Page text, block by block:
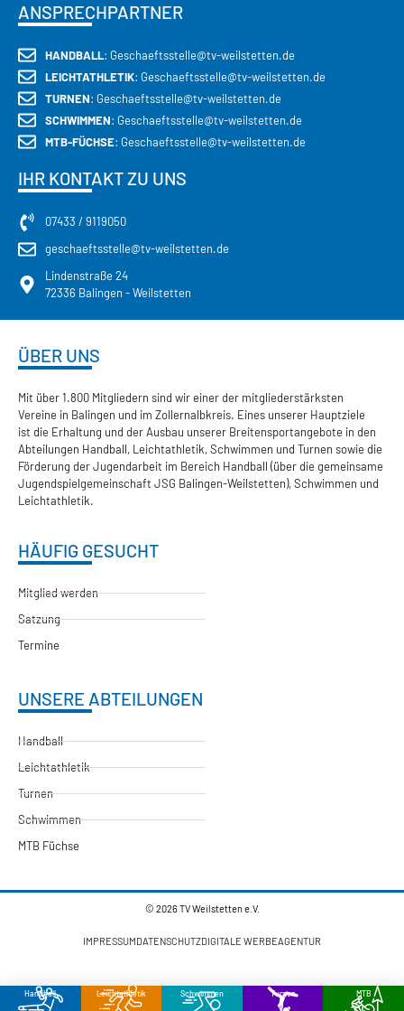
ANSPRECHPARTNER
HANDBALL: Geschaeftsstelle@tv-weilstetten.de
LEICHTATHLETIK: Geschaeftsstelle@tv-weilstetten.de
TURNEN: Geschaeftsstelle@tv-weilstetten.de
SCHWIMMEN: Geschaeftsstelle@tv-weilstetten.de
MTB-FÜCHSE: Geschaeftsstelle@tv-weilstetten.de
IHR KONTAKT ZU UNS
07433 / 9119050
geschaeftsstelle@tv-weilstetten.de
Lindenstraße 24
72336 Balingen - Weilstetten
ÜBER UNS
Mit über 1.800 Mitgliedern sind wir einer der mitgliederstärksten
Vereine in Balingen und im Zollernalbkreis. Eines unserer Hauptziele
ist die Erhaltung und der Ausbau unserer Breitensportangebote in den
Abteilungen Handball, Leichtathletik, Schwimmen und Turnen sowie die
Förderung der Jugendarbeit im Bereich Handball (über die gemeinsame
Jugendspielgemeinschaft JSG Balingen-Weilstetten), Schwimmen und
Leichtathletik.
HÄUFIG GESUCHT
Mitglied werden
Satzung
Termine
UNSERE ABTEILUNGEN
Handball
Leichtathletik
Turnen
Schwimmen
MTB Füchse
© 2026 TV Weilstetten e.V.
IMPRESSUMDATENSCHUTZDIGITALE WERBEAGENTUR
Handball Leichtathletik Schwimmen Turnen MTB